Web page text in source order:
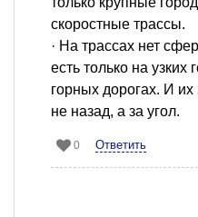
скоростные трассы.
· На трассах нет
есть только на узких
горных дорогах. И их
не назад, а за угол.
0 Ответить